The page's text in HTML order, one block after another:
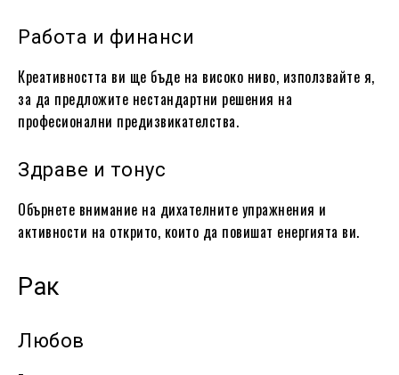
Работа и финанси
Креативността ви ще бъде на високо ниво, използвайте я,
за да предложите нестандартни решения на
професионални предизвикателства.
Здраве и тонус
Обърнете внимание на дихателните упражнения и
активности на открито, които да повишат енергията ви.
Рак
Любов